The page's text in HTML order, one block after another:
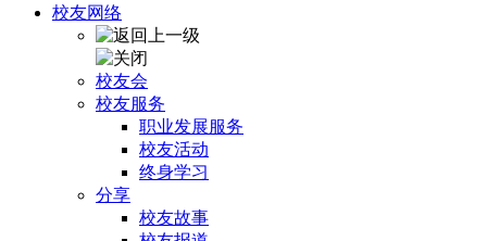
校友网络
校友会
校友服务
职业发展服务
校友活动
终身学习
分享
校友故事